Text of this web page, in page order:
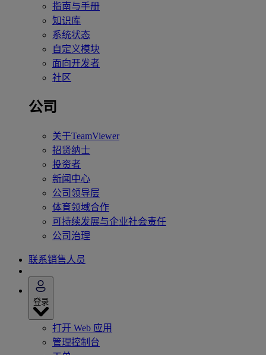
指南与手册
知识库
系统状态
自定义模块
面向开发者
社区
公司
关于TeamViewer
招贤纳士
投资者
新闻中心
公司领导层
体育领域合作
可持续发展与企业社会责任
公司治理
联系销售人员
登录
打开 Web 应用
管理控制台